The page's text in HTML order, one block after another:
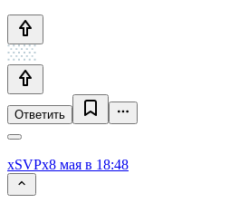
Ответить
xSVPx8 мая в 18:48